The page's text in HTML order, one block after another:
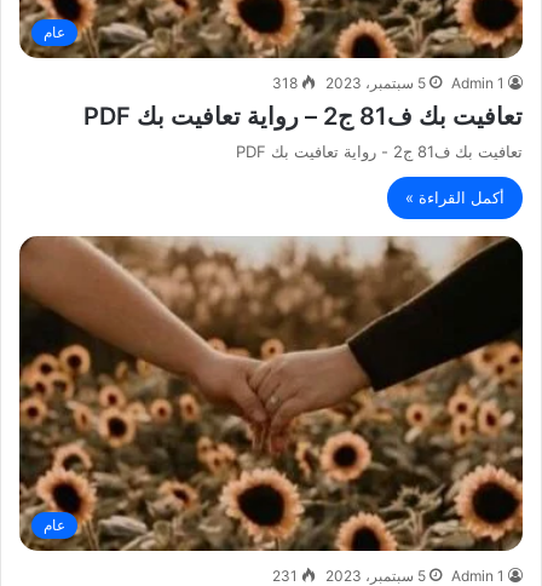
عام
Admin 1 5 سبتمبر، 2023 318
تعافيت بك ف81 ج2 – رواية تعافيت بك PDF
تعافيت بك ف81 ج2 - رواية تعافيت بك PDF
أكمل القراءة »
عام
Admin 1 5 سبتمبر، 2023 231